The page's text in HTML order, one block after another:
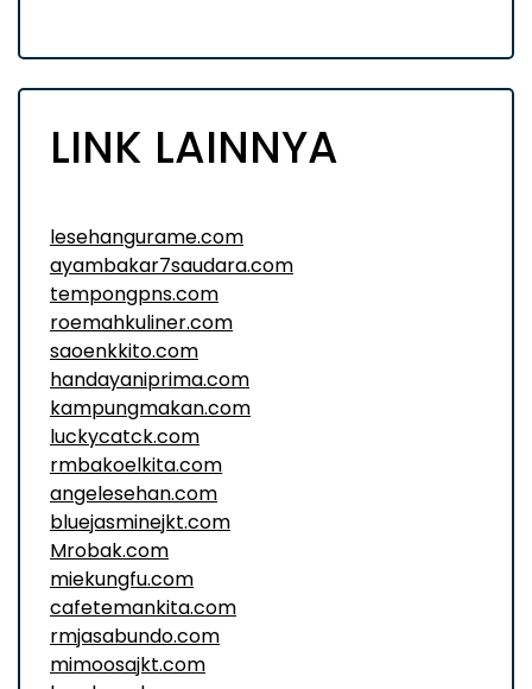
LINK LAINNYA
lesehangurame.com
ayambakar7saudara.com
tempongpns.com
roemahkuliner.com
saoenkkito.com
handayaniprima.com
kampungmakan.com
luckycatck.com
rmbakoelkita.com
angelesehan.com
bluejasminejkt.com
Mrobak.com
miekungfu.com
cafetemankita.com
rmjasabundo.com
mimoosajkt.com